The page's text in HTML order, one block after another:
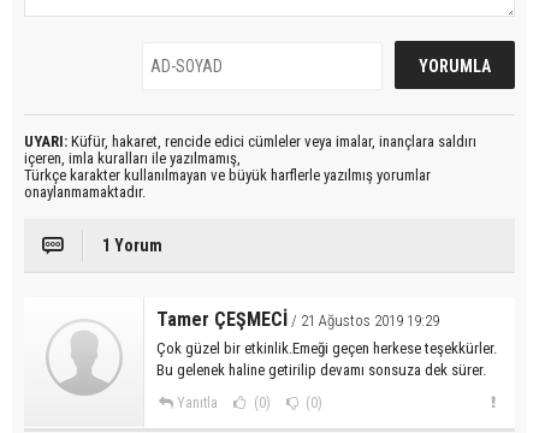
UYARI: Küfür, hakaret, rencide edici cümleler veya imalar, inançlara saldırı
içeren, imla kuralları ile yazılmamış,
Türkçe karakter kullanılmayan ve büyük harflerle yazılmış yorumlar
onaylanmamaktadır.
1 Yorum
Tamer ÇEŞMECİ / 21 Ağustos 2019 19:29
Çok güzel bir etkinlik.Emeği geçen herkese teşekkürler.
Bu gelenek haline getirilip devamı sonsuza dek sürer.
Yanıtla (0) (0)